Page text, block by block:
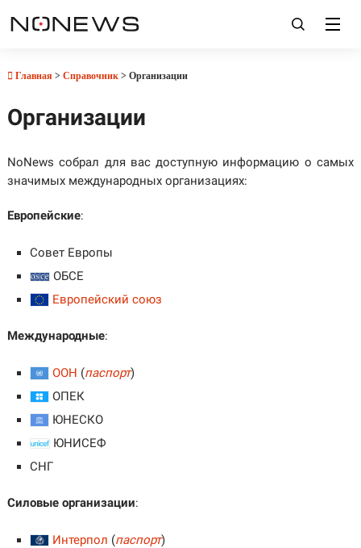
Главная > Справочник> Организации
Организации
NoNews собрал для вас доступную информацию о самых
значимых международных организациях:
Европейские:
Совет Европы
ОБСЕ
Европейский союз
Международные:
ООН (паспорт)
ОПЕК
ЮНЕСКО
ЮНИСЕФ
СНГ
Силовые организации:
Интерпол (паспорт)